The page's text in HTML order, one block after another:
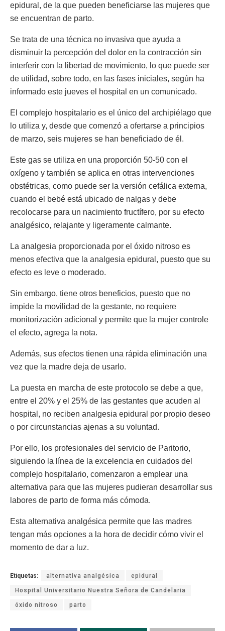
epidural, de la que pueden beneficiarse las mujeres que
se encuentran de parto.
Se trata de una técnica no invasiva que ayuda a
disminuir la percepción del dolor en la contracción sin
interferir con la libertad de movimiento, lo que puede ser
de utilidad, sobre todo, en las fases iniciales, según ha
informado este jueves el hospital en un comunicado.
El complejo hospitalario es el único del archipiélago que
lo utiliza y, desde que comenzó a ofertarse a principios
de marzo, seis mujeres se han beneficiado de él.
Este gas se utiliza en una proporción 50-50 con el
oxígeno y también se aplica en otras intervenciones
obstétricas, como puede ser la versión cefálica externa,
cuando el bebé está ubicado de nalgas y debe
recolocarse para un nacimiento fructífero, por su efecto
analgésico, relajante y ligeramente calmante.
La analgesia proporcionada por el óxido nitroso es
menos efectiva que la analgesia epidural, puesto que su
efecto es leve o moderado.
Sin embargo, tiene otros beneficios, puesto que no
impide la movilidad de la gestante, no requiere
monitorización adicional y permite que la mujer controle
el efecto, agrega la nota.
Además, sus efectos tienen una rápida eliminación una
vez que la madre deja de usarlo.
La puesta en marcha de este protocolo se debe a que,
entre el 20% y el 25% de las gestantes que acuden al
hospital, no reciben analgesia epidural por propio deseo
o por circunstancias ajenas a su voluntad.
Por ello, los profesionales del servicio de Paritorio,
siguiendo la línea de la excelencia en cuidados del
complejo hospitalario, comenzaron a emplear una
alternativa para que las mujeres pudieran desarrollar sus
labores de parto de forma más cómoda.
Esta alternativa analgésica permite que las madres
tengan más opciones a la hora de decidir cómo vivir el
momento de dar a luz.
Etiquetas: alternativa analgésica epidural
Hospital Universitario Nuestra Señora de Candelaria
óxido nitroso parto